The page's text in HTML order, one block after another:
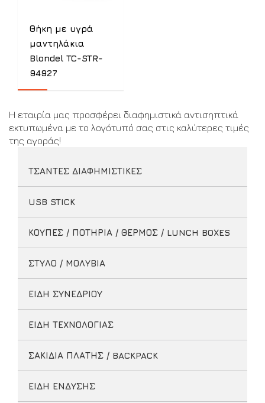
Θήκη με υγρά
μαντηλάκια
Blondel TC-STR-
94927
Η εταιρία μας προσφέρει διαφημιστικά αντισηπτικά
εκτυπωμένα με το λογότυπό σας στις καλύτερες τιμές
της αγοράς!
ΤΣΑΝΤΕΣ ΔΙΑΦΗΜΙΣΤΙΚΕΣ
USB STICK
ΚΟΥΠΕΣ / ΠΟΤΗΡΙΑ / ΘΕΡΜΟΣ / LUNCH BOXES
ΣΤΥΛΟ / ΜΟΛΥΒΙΑ
ΕΙΔΗ ΣΥΝΕΔΡΙΟΥ
ΕΙΔΗ ΤΕΧΝΟΛΟΓΙΑΣ
ΣΑΚΙΔΙΑ ΠΛΑΤΗΣ / BACKPACK
ΕΙΔΗ ΕΝΔΥΣΗΣ